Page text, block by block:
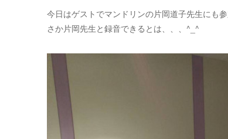
今日はゲストでマンドリンの片岡道子先生にも
さか片岡先生と録音できるとは、、、^_^